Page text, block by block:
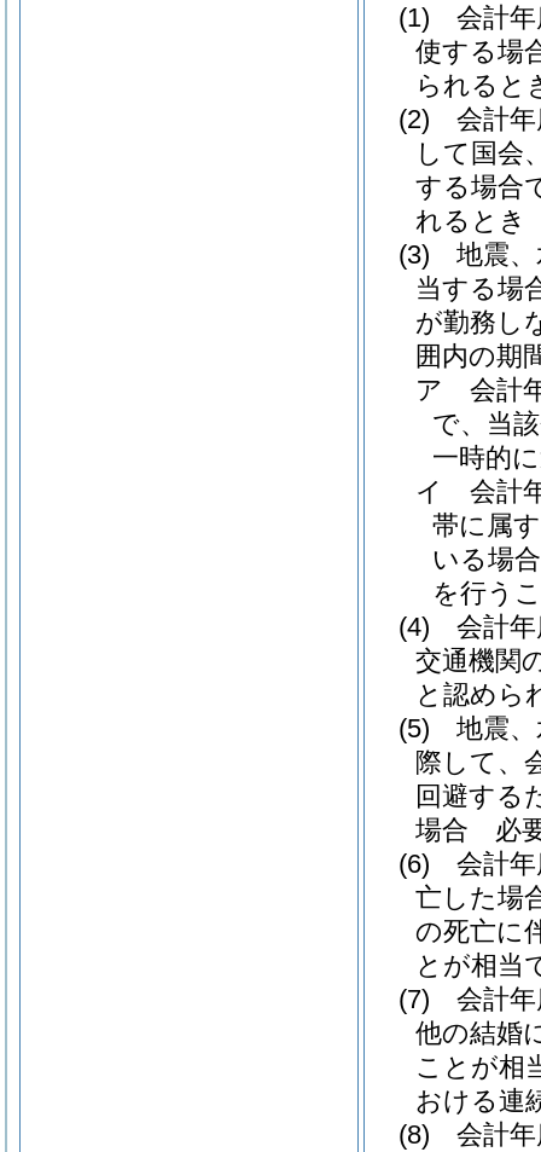
(1)
会計
使する場
られる
(2)
会計
して国会
する場合
れるとき
(3)
地震
当する場
が勤務し
囲内の期
ア
会計
で、当
一時的
イ
会計
帯に属
いる場
を行う
(4)
会計
交通機関
と認めら
(5)
地震
際して、
回避する
場合 必
(6)
会計
亡した場
の死亡に
とが相当
(7)
会計
他の結婚
ことが相
おける連
(8)
会計